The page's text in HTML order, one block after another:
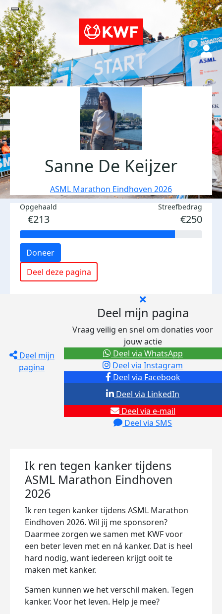
Sanne De Keijzer
ASML Marathon Eindhoven 2026
Opgehaald
€213
Streefbedrag
€250
Doneer
Deel deze pagina
Deel mijn
pagina
Deel mijn pagina
Vraag veilig en snel om donaties voor
jouw actie
Deel via Facebook
Deel via Instagram
Deel via e-mail
Deel via SMS
Deel via LinkedIn
Deel via WhatsApp
Ik ren tegen kanker tijdens
ASML Marathon Eindhoven
2026
Ik ren tegen kanker tijdens ASML Marathon
Eindhoven 2026. Wil jij me sponsoren?
Daarmee zorgen we samen met KWF voor
een beter leven met en ná kanker. Dat is heel
hard nodig, want iedereen krijgt ooit te
maken met kanker.
Samen kunnen we het verschil maken. Tegen
kanker. Voor het leven. Help je mee?